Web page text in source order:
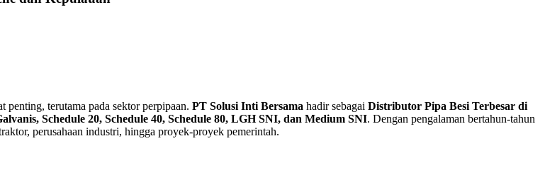
terutama pada sektor perpipaan. PT Solusi Inti Bersama hadir sebagai Distributor Pipa Besi Terbesar di
Schedule 20, Schedule 40, Schedule 80, LGH SNI, dan Medium SNI. Dengan pengalaman bertahun-tahun
perusahaan industri, hingga proyek-proyek pemerintah.